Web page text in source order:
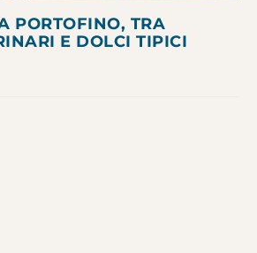
PORTOFINO, TRA
E DOLCI TIPICI